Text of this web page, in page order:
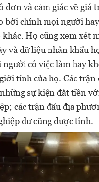
đơn và cảm giác về giá
bởi chính mọi người
khác. Họ cũng xem xét
và dữ liệu nhân khẩu
người có việc làm hay
tính của họ. Các
sự kiện đắt tiền
các trận đấu địa
dư cũng được tính.